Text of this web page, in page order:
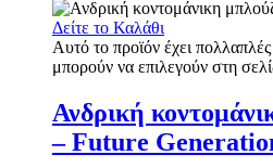
Δείτε το Καλάθι
Αυτό το προϊόν έχει
μπορούν να επιλεγούν στη
Ανδρική
– Future